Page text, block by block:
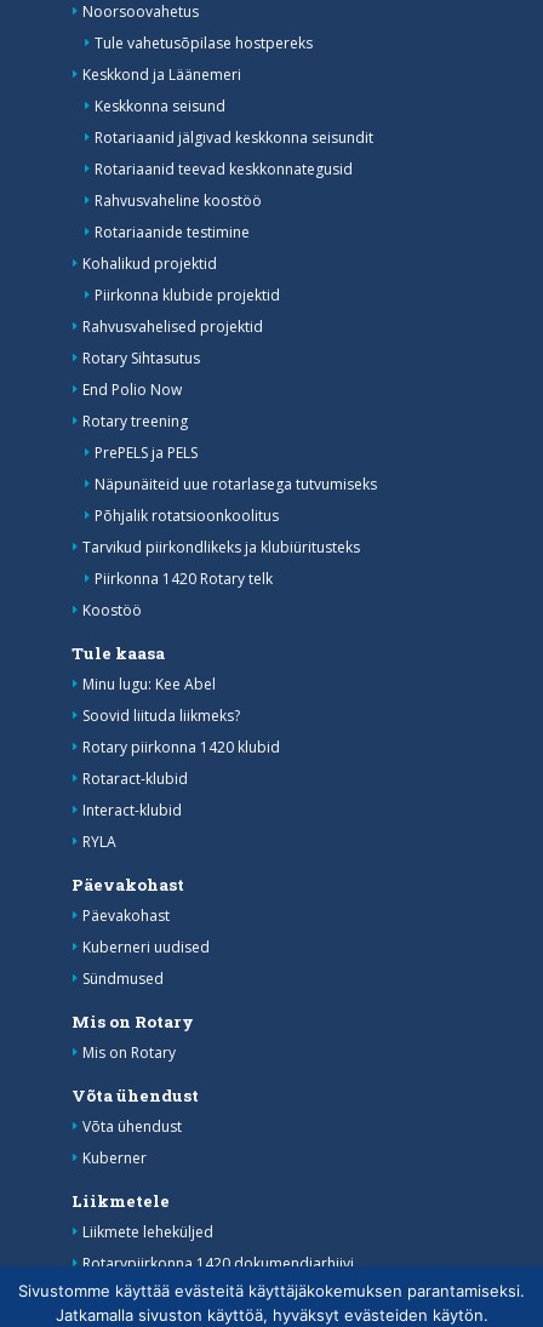
Noorsoovahetus
Tule vahetusõpilase hostpereks
Keskkond ja Läänemeri
Keskkonna seisund
Rotariaanid jälgivad keskkonna seisundit
Rotariaanid teevad keskkonnategusid
Rahvusvaheline koostöö
Rotariaanide testimine
Kohalikud projektid
Piirkonna klubide projektid
Rahvusvahelised projektid
Rotary Sihtasutus
End Polio Now
Rotary treening
PrePELS ja PELS
Näpunäiteid uue rotarlasega tutvumiseks
Põhjalik rotatsioonkoolitus
Tarvikud piirkondlikeks ja klubiüritusteks
Piirkonna 1420 Rotary telk
Koostöö
Tule kaasa
Minu lugu: Kee Abel
Soovid liituda liikmeks?
Rotary piirkonna 1420 klubid
Rotaract-klubid
Interact-klubid
RYLA
Päevakohast
Päevakohast
Kuberneri uudised
Sündmused
Mis on Rotary
Mis on Rotary
Võta ühendust
Võta ühendust
Kuberner
Liikmetele
Liikmete leheküljed
Rotarypiirkonna 1420 dokumendiarhiivi
MyRotary
Sivustomme käyttää evästeitä käyttäjäkokemuksen parantamiseksi.
Jatkamalla sivuston käyttöä, hyväksyt evästeiden käytön.